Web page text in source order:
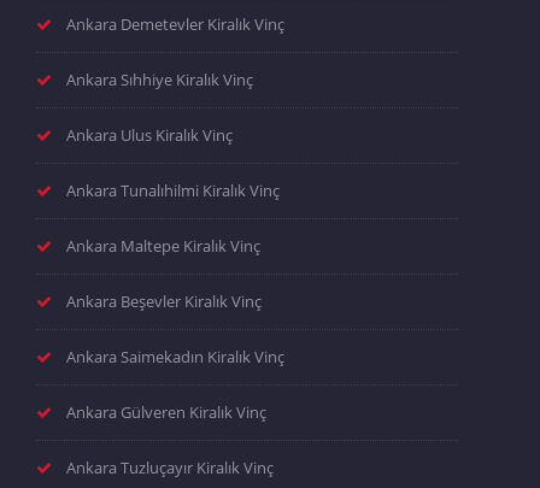
Ankara Demetevler Kiralık Vinç
Ankara Sıhhiye Kiralık Vinç
Ankara Ulus Kiralık Vinç
Ankara Tunalıhilmi Kiralık Vinç
Ankara Maltepe Kiralık Vinç
Ankara Beşevler Kiralık Vinç
Ankara Saimekadın Kiralık Vinç
Ankara Gülveren Kiralık Vinç
Ankara Tuzluçayır Kiralık Vinç